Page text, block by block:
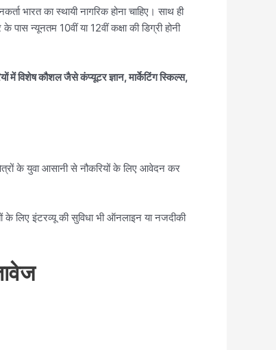
भारत का स्थायी नागरिक होना चाहिए। साथ ही
न्यूनतम 10वीं या 12वीं कक्षा की डिग्री होनी
में विशेष कौशल जैसे कंप्यूटर ज्ञान, मार्केटिंग स्किल्स,
के युवा आसानी से नौकरियों के लिए आवेदन कर
लिए इंटरव्यू की सुविधा भी ऑनलाइन या नजदीकी